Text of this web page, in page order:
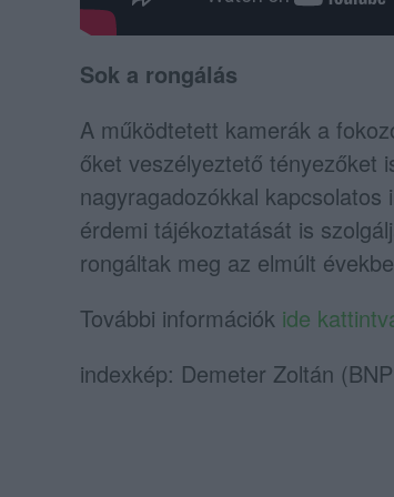
Sok a rongálás
A működtetett kamerák a
őket veszélyeztető tényezőket
nagyragadozókkal
érdemi tájékoztatását is
rongáltak meg az elmúlt
További információk ide
indexkép: Demeter Zoltán